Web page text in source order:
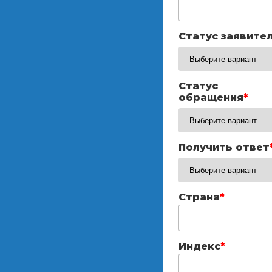
Статус
Статус
обращения*
Получить ответ
Страна*
Индекс*